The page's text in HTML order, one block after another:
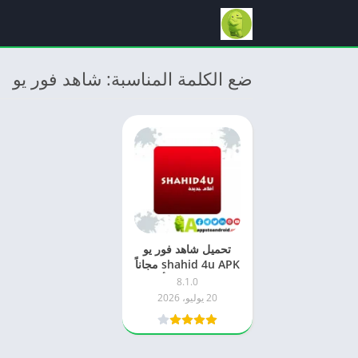
ضع الكلمة المناسبة: شاهد فور يو
تحميل شاهد فور يو
shahid 4u APK مجاناً
2026 للاندرويد أحدث
إصدار
8.1.0
20 يوليو، 2026